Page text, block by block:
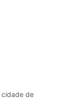
cidade de